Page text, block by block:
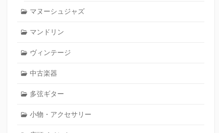
マヌーシュジャズ
マンドリン
ヴィンテージ
中古楽器
多弦ギター
小物・アクセサリー